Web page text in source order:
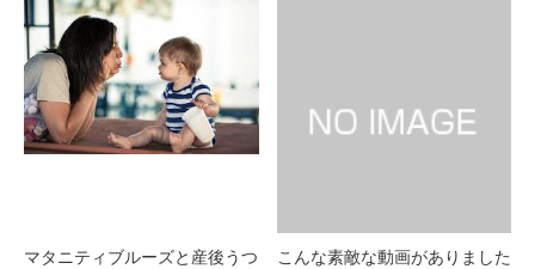
マタニティブルーズと産後うつ
こんな素敵な動画がありました